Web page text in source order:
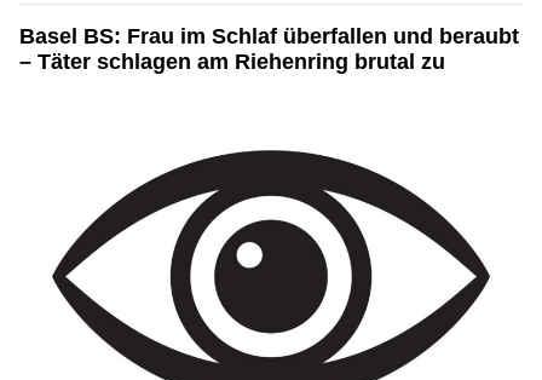
Basel BS: Frau im Schlaf überfallen und beraubt
– Täter schlagen am Riehenring brutal zu